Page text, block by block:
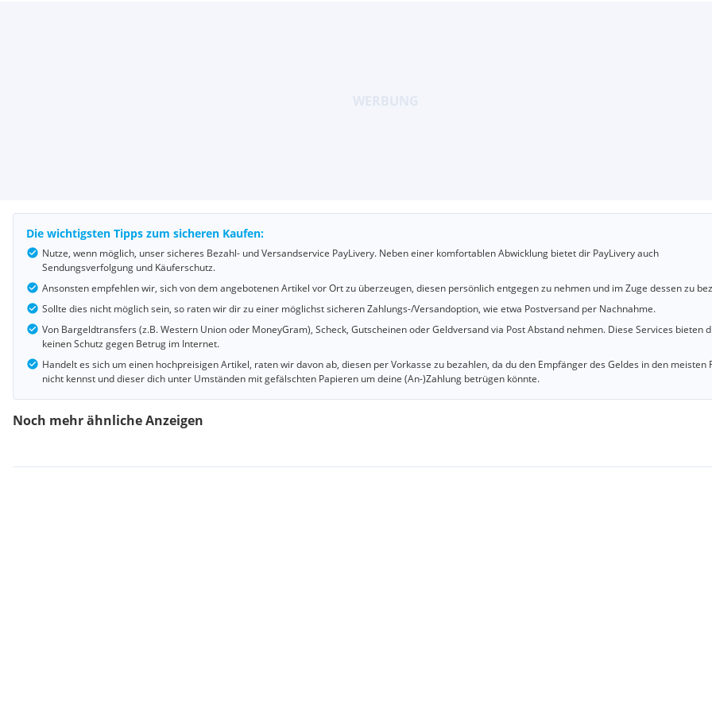
Die wichtigsten Tipps zum sicheren Kaufen:
Nutze, wenn möglich, unser sicheres Bezahl- und Versandservice PayLivery. Neben einer komfortablen Abwicklung bietet dir PayLivery auch
Sendungsverfolgung und Käuferschutz.
Ansonsten empfehlen wir, sich von dem angebotenen Artikel vor Ort zu überzeugen, diesen persönlich entgegen zu nehmen und im Zuge dessen zu
Sollte dies nicht möglich sein, so raten wir dir zu einer möglichst sicheren Zahlungs-/Versandoption, wie etwa Postversand per Nachnahme.
Von Bargeldtransfers (z.B. Western Union oder MoneyGram), Scheck, Gutscheinen oder Geldversand via Post Abstand nehmen. Diese Services bieten
keinen Schutz gegen Betrug im Internet.
Handelt es sich um einen hochpreisigen Artikel, raten wir davon ab, diesen per Vorkasse zu bezahlen, da du den Empfänger des Geldes in den meisten
nicht kennst und dieser dich unter Umständen mit gefälschten Papieren um deine (An-)Zahlung betrügen könnte.
Noch mehr ähnliche Anzeigen